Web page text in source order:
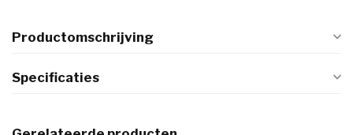
Productomschrijving
Specificaties